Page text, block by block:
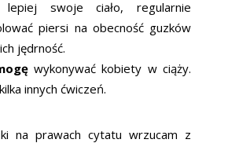
swoje ciało, regularnie
piersi na obecność guzków
jędrność.
wykonywać kobiety w ciąży.
innych ćwiczeń.
na prawach cytatu wrzucam z